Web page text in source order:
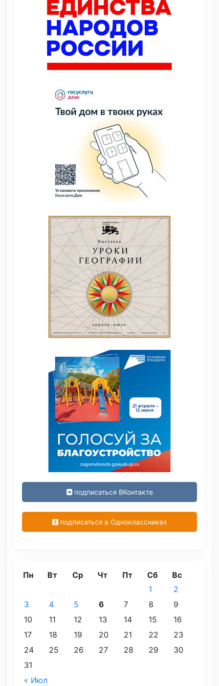
подписаться ВКонтакте
подписаться в Одноклассниках
Пн Вт Ср Чт Пт Сб Вс
« Июл
1
2
3
4 5 6 7 8
9
10
11 12 13 14 15
16
17
18 19 20 21 22
23
24
25 26 27 28 29
30
31